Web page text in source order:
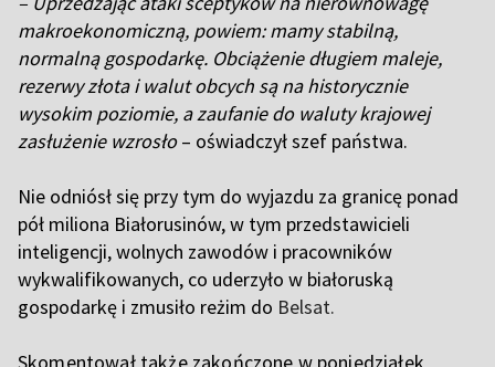
makroekonomiczną, powiem: mamy stabilną,
normalną gospodarkę. Obciążenie długiem maleje,
rezerwy złota i walut obcych są na historycznie
wysokim poziomie, a zaufanie do waluty krajowej
zasłużenie wzrosło– oświadczył szef państwa.
Nie odniósł się przy tym do wyjazdu za granicę ponad
pół miliona Białorusinów, w tym przedstawicieli
inteligencji, wolnych zawodów i pracowników
wykwalifikowanych, co uderzyło w białoruską
gospodarkę i zmusiło reżim do Belsat.